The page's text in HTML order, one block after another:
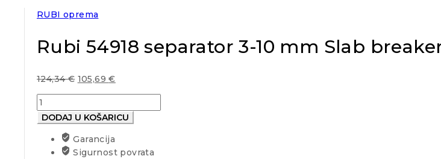
RUBI oprema
Rubi 54918 separator 3-10 mm Slab
124,34€ 105,69€
Rubi
54918
separator
DODAJ U KOŠARICU
Garancija
Sigurnost povrata